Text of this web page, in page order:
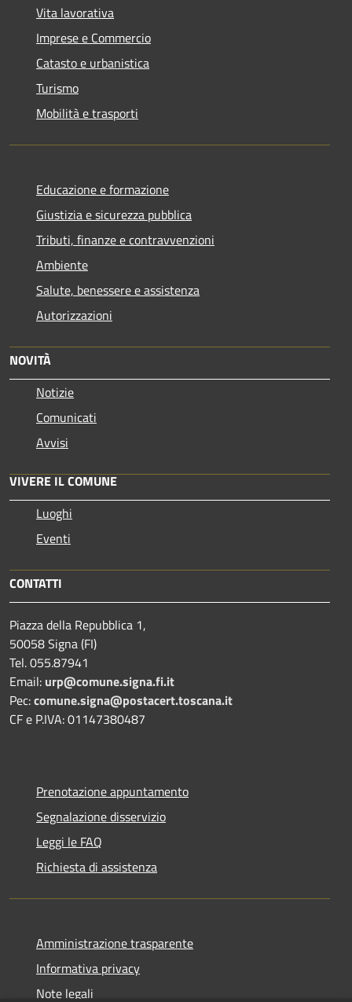
Vita lavorativa
Imprese e Commercio
Catasto e urbanistica
Turismo
Mobilità e trasporti
Educazione e formazione
Giustizia e sicurezza pubblica
Tributi, finanze e contravvenzioni
Ambiente
Salute, benessere e assistenza
Autorizzazioni
NOVITÀ
Notizie
Comunicati
Avvisi
VIVERE IL COMUNE
Luoghi
Eventi
CONTATTI
Piazza della Repubblica 1,
50058 Signa (FI)
Tel. 055.87941
Email: urp@comune.signa.fi.it
Pec:comune.signa@postacert.toscana.it
CF e P.IVA: 01147380487
Prenotazione appuntamento
Segnalazione disservizio
Leggi le FAQ
Richiesta di assistenza
Amministrazione trasparente
Informativa privacy
Note legali